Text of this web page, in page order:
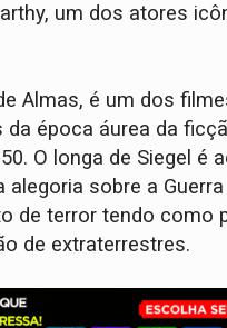
um dos atores
Almas, é um dos
da época áurea da
O longa de Siegel é
alegoria sobre a
de terror tendo como
de extraterrestres.